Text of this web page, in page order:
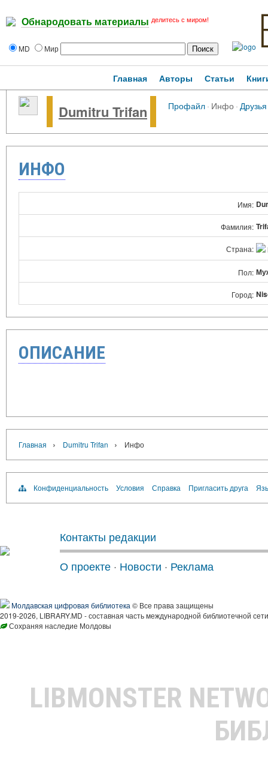
Обнародовать материалы делитесь с миром!
MD Мир
Главная Авторы Статьи
Dumitru Trifan Профайл· Инфо· Друзья
ИНФО
Имя:
Фамилия:
Страна:
Пол:
Город:
ОПИСАНИЕ
Главная › Dumitru Trifan › Инфо
Конфиденциальность Условия Справка Пригласить друга
Контакты редакции
О проекте · Новости · Реклама
Молдавская цифровая библиотека © Все права защищены
2019-2026, LIBRARY.MD - составная часть международной библиотечной
Сохраняя наследие Молдовы
LIBMONSTER